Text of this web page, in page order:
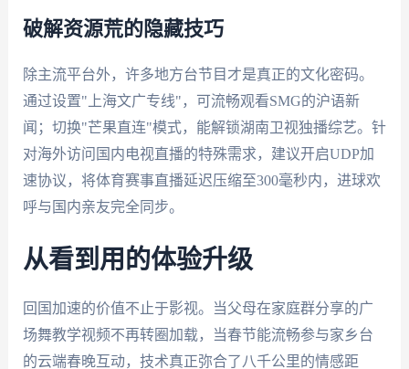
破解资源荒的隐藏技巧
除主流平台外，许多地方台节目才是真正的文化密码。
通过设置"上海文广专线"，可流畅观看SMG的沪语新
闻；切换"芒果直连"模式，能解锁湖南卫视独播综艺。针
对海外访问国内电视直播的特殊需求，建议开启UDP加
速协议，将体育赛事直播延迟压缩至300毫秒内，进球欢
呼与国内亲友完全同步。
从看到用的体验升级
回国加速的价值不止于影视。当父母在家庭群分享的广
场舞教学视频不再转圈加载，当春节能流畅参与家乡台
的云端春晚互动，技术真正弥合了八千公里的情感距